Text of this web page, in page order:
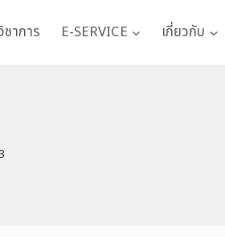
ชาการ E-SERVICE เกี่ยวกับ